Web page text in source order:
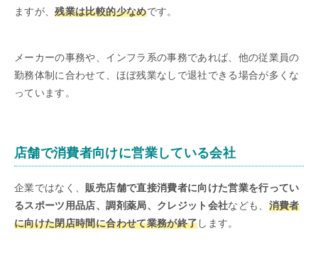
ますが、残業は比較的少なめです。
メーカーの事務や、インフラ系の事務であれば、他の従業員の
勤務体制に合わせて、ほぼ残業なしで退社できる場合が多くな
っています。
店舗で消費者向けに営業している会社
企業ではなく、 販売店舗で直接消費者に向けた営業を行ってい
るスポーツ用品店、調剤薬局、クレジット会社なども、 消費者
に向けた閉店時間に合わせて業務が終了します。